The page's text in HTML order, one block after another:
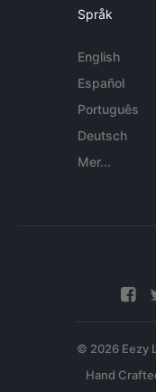
Språk
English
Español
Português
Deutsch
Mer...
© 2026 Eezy